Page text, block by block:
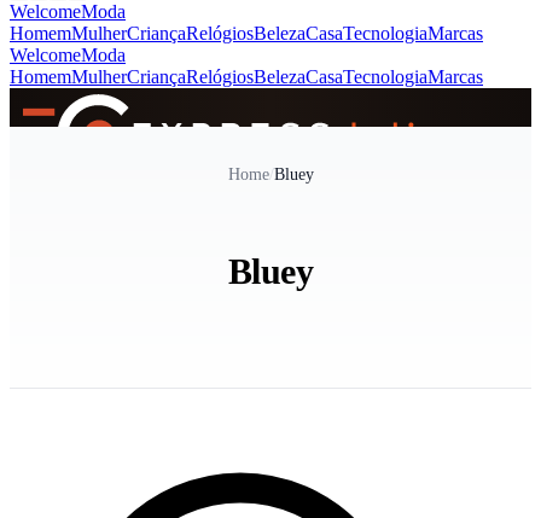
WelcomeModa
HomemMulherCriançaRelógiosBelezaCasaTecnologiaMarcas
WelcomeModa
HomemMulherCriançaRelógiosBelezaCasaTecnologiaMarcas
Home/Bluey
Bluey